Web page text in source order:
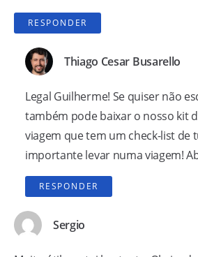
RESPONDER
Thiago Cesar Busarello
Legal Guilherme! Se quiser não
também pode baixar o nosso kit
viagem que tem um check-list de
importante levar numa viagem!
RESPONDER
Sergio